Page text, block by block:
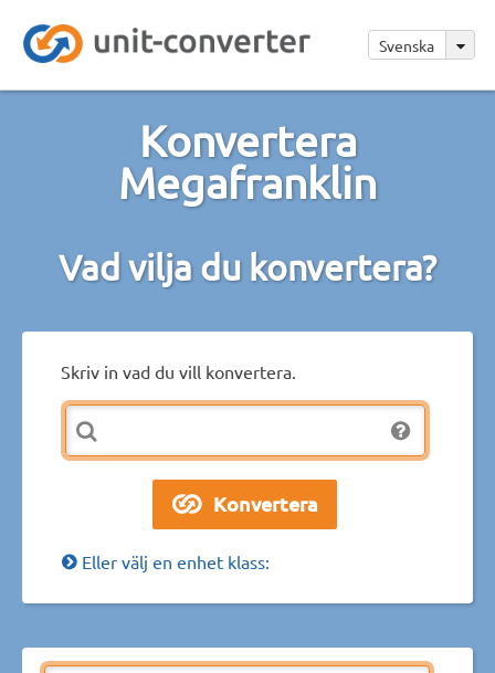
Svenska
Konvertera
Megafranklin
Vad vilja du konvertera?
Skriv in vad du vill konvertera.
Eller välj en enhet klass: